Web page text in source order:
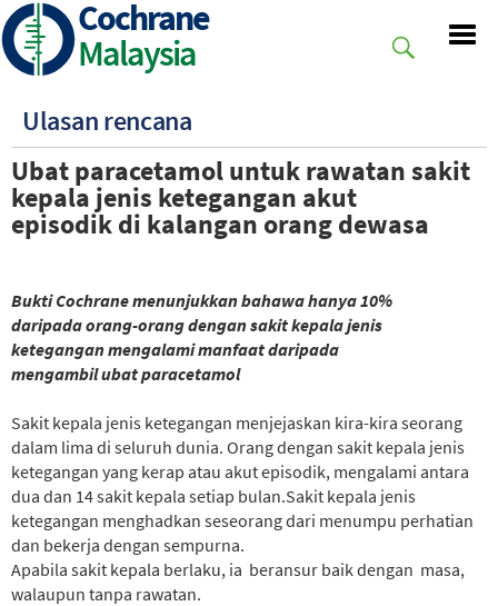
Skip
to
main
Cochrane
Malaysia
Ulasan rencana
Ubat paracetamol untuk rawatan sakit
kepala jenis ketegangan akut
episodikdi kalangan orang dewasa
Bukti Cochrane menunjukkan bahawa hanya 10%
daripada orang-orang dengan sakit kepala jenis
ketegangan mengalami manfaat daripada
mengambil ubat paracetamol
Sakit kepala jenis ketegangan menjejaskan kira-kira seorang
dalam lima di seluruh dunia. Orang dengan sakit kepala jenis
ketegangan yang kerap atau akut episodik, mengalami antara
dua dan 14 sakit kepala setiap bulan.Sakit kepala jenis
ketegangan menghadkan seseorang dari menumpu perhatian
dan bekerja dengan sempurna.
Apabila sakit kepala berlaku, ia beransur baik dengan masa,
walaupun tanpa rawatan.